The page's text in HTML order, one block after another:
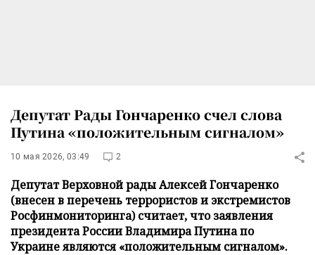
Депутат Рады Гончаренко счел слова
Путина «положительным сигналом»
10 мая 2026, 03:49 2
Депутат Верховной рады Алексей Гончаренко
(внесен в перечень террористов и экстремистов
Росфинмониторинга) считает, что заявления
президента России Владимира Путина по
Украине являются «положительным сигналом».